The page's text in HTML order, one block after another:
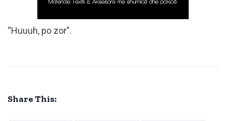
“Huuuh, po zor”.
Share This: